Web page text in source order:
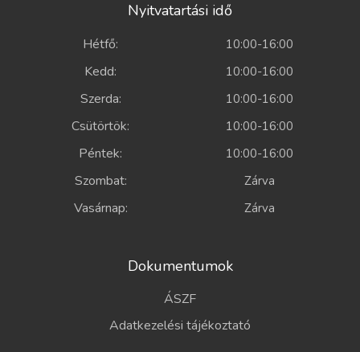
Nyitvatartási idő
Hétfő: 10:00-16:00
Kedd: 10:00-16:00
Szerda: 10:00-16:00
Csütörtök: 10:00-16:00
Péntek: 10:00-16:00
Szombat: Zárva
Vasárnap: Zárva
Dokumentumok
ÁSZF
Adatkezelési tájékoztató